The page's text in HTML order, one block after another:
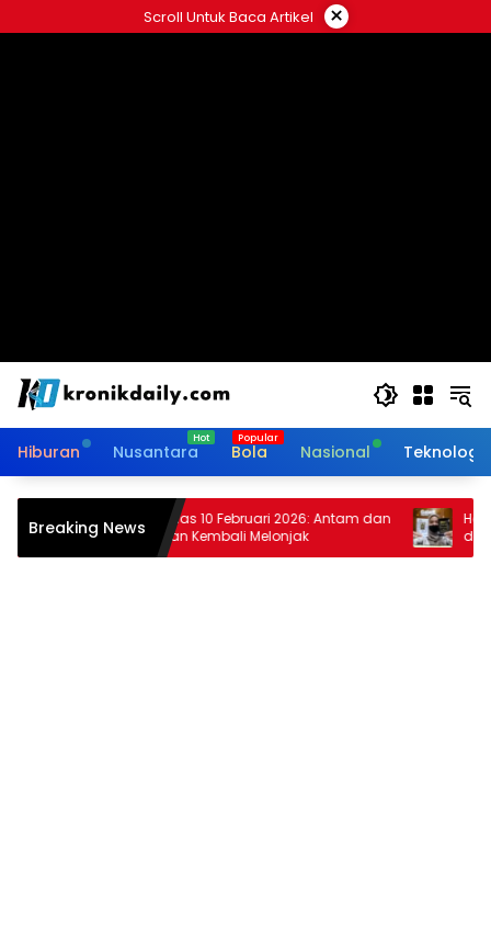
ke
Scroll Untuk Baca Artikel ×
Hiburan Nusantara Bola Nasional Teknologi
Breaking News
Harga Emas 10 Februari 2026: Antam dan
Pegadaian Kembali Melonjak
Harga
dan